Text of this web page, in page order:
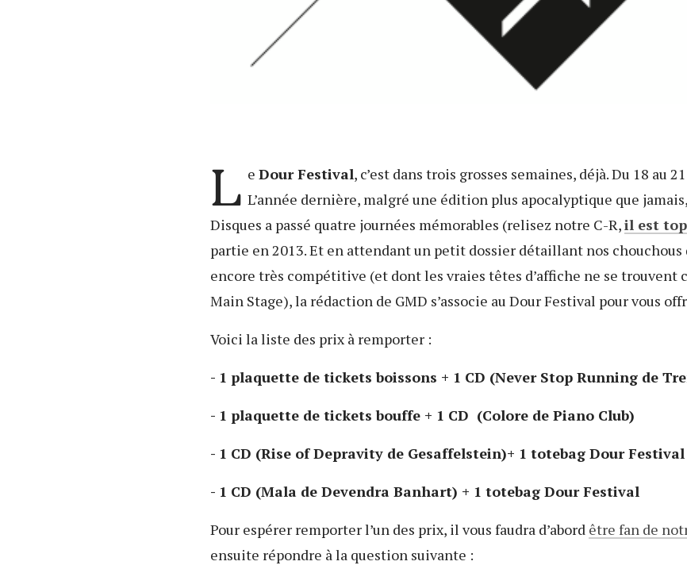
L e Dour Festival, c’est dans trois grosses semaines, déjà. Du 18 au
L’année dernière, malgré une édition plus apocalyptique que
Disques a passé quatre journées mémorables (relisez notre C-R,il est top
partie en 2013. Et en attendant un petit dossier détaillant nos chouchous
encore très compétitive (et dont les vraies têtes d’affiche ne se trouvent
Main Stage), la rédaction de GMD s’associe au Dour Festival pour vous
Voici la liste des prix à remporter :
- 1 plaquette de tickets boissons + 1 CD (Never Stop Running de
- 1 plaquette de tickets bouffe + 1 CD (Colore de Piano Club)
- 1 CD (Rise of Depravity de Gesaffelstein)+ 1 totebag Dour Festival
- 1 CD (Mala de Devendra Banhart) + 1 totebag Dour Festival
Pour espérer remporter l’un des prix, il vous faudra d’abord être fan de
ensuite répondre à la question suivante :